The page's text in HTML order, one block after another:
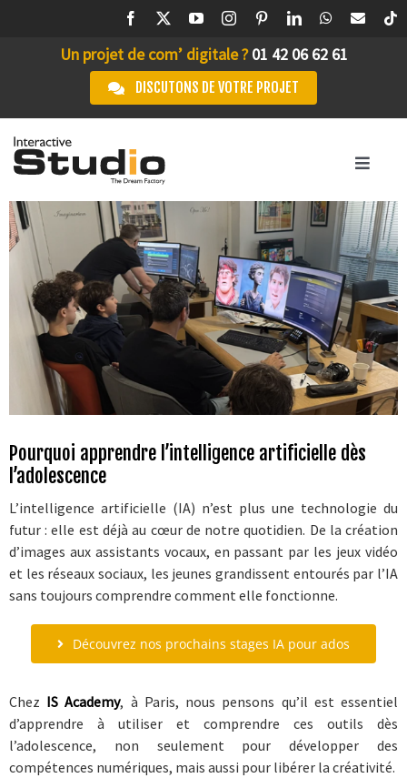
Un projet de com’ digitale ? 01 42 06 62 61
DISCUTONS DE VOTRE PROJET
Toggle
ACCUEIL
STUDIO IA
L’AGENCE
SERVICES
CLIENTS
ACADEMY
BLOG
CONTACT
Pourquoi apprendre l’intelligence artificielle dès
l’adolescence
L’intelligence artificielle (IA) n’est plus une technologie du
futur : elle est déjà au cœur de notre quotidien. De la création
d’images aux assistants vocaux, en passant par les jeux vidéo
et les réseaux sociaux, les jeunes grandissent entourés par l’IA
sans toujours comprendre comment elle fonctionne.
Découvrez nos prochains stages IA pour ados
Chez IS Academy, à Paris, nous pensons qu’il est essentiel
d’apprendre à utiliser et comprendre ces outils dès
l’adolescence, non seulement pour développer des
compétences numériques, mais aussi pour libérer la créativité.